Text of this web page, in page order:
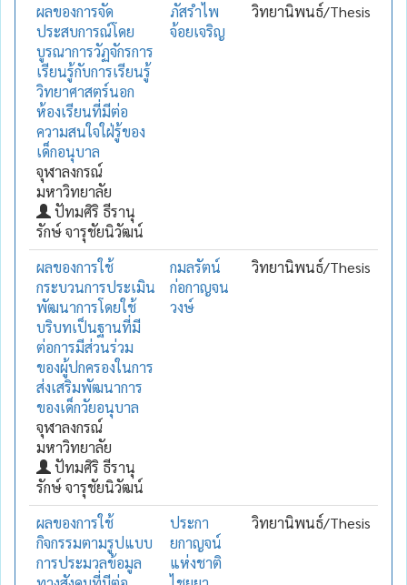
ผลของการจัด
ประสบการณ์โดย
บูรณาการวัฏจักรการ
เรียนรู้กับการเรียนรู้
วิทยาศาสตร์นอก
ห้องเรียนที่มีต่อ
ความสนใจใฝ่รู้ของ
เด็กอนุบาล
จุฬาลงกรณ์
มหาวิทยาลัย
ปัทมศิริ ธีรานุ
รักษ์ จารุชัยนิวัฒน์
ภัสรำไพ
จ้อยเจริญ
วิทยานิพนธ์/Thesis
ผลของการใช้
กระบวนการประเมิน
พัฒนาการโดยใช้
บริบทเป็นฐานที่มี
ต่อการมีส่วนร่วม
ของผู้ปกครองในการ
ส่งเสริมพัฒนาการ
ของเด็กวัยอนุบาล
จุฬาลงกรณ์
มหาวิทยาลัย
ปัทมศิริ ธีรานุ
รักษ์ จารุชัยนิวัฒน์
กมลรัตน์
ก่อกาญจน
วงษ์
วิทยานิพนธ์/Thesis
ผลของการใช้
กิจกรรมตามรูปแบบ
การประมวลข้อมูล
ประกา
ยกาญจน์
แห่งชาติ
วิทยานิพนธ์/Thesis